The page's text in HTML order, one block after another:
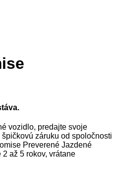
vozidlo, predajte svoje
záruku od spoločnosti
Preverené Jazdené
až 5 rokov, vrátane